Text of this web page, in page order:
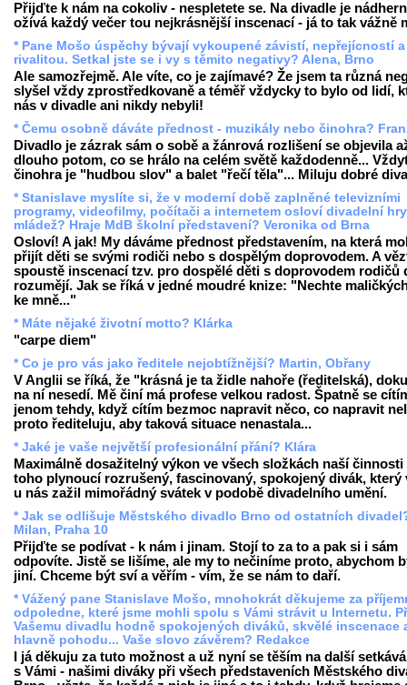
Přijďte k nám na cokoliv - nespletete se. Na divadle je
ožívá každý večer tou nejkrásnější inscenací - já to tak vážně
* Pane Mošo úspěchy bývají vykoupené závistí, nepřejícností a
rivalitou. Setkal jste se i vy s těmito negativy? Alena, Brno
Ale samozřejmě. Ale víte, co je zajímavé? Že jsem ta různá
slyšel vždy zprostředkovaně a téměř vždycky to bylo od lidí,
nás v divadle ani nikdy nebyli!
* Čemu osobně dáváte přednost - muzikály nebo činohra?
Divadlo je zázrak sám o sobě a žánrová rozlišení se objevila
dlouho potom, co se hrálo na celém světě každodenně...
činohra je "hudbou slov" a balet "řečí těla"... Miluju dobré
* Stanislave myslíte si, že v moderní době zaplněné televizními
programy, videofilmy, počítači a internetem osloví divadelní
mládež? Hraje MdB školní představení? Veronika od Brna
Osloví! A jak! My dáváme přednost představením, na která
přijít děti se svými rodiči nebo s dospělým doprovodem. A
spoustě inscenací tzv. pro dospělé děti s doprovodem rodičů
rozumějí. Jak se říká v jedné moudré knize: "Nechte
ke mně..."
* Máte nějaké životní motto? Klárka
"carpe diem"
* Co je pro vás jako ředitele nejobtížnější? Martin, Obřany
V Anglii se říká, že "krásná je ta židle nahoře (ředitelská),
na ní nesedí. Mě činí má profese velkou radost. Špatně se
jenom tehdy, když cítím bezmoc napravit něco, co napravit
proto řediteluju, aby taková situace nenastala...
* Jaké je vaše největší profesionální přání? Klára
Maximálně dosažitelný výkon ve všech složkách naší činnosti
toho plynoucí rozrušený, fascinovaný, spokojený divák, který
u nás zažil mimořádný svátek v podobě divadelního umění.
* Jak se odlišuje Městského divadlo Brno od ostatních
Milan, Praha 10
Přijďte se podívat - k nám i jinam. Stojí to za to a pak si i sám
odpovíte. Jistě se lišíme, ale my to nečiníme proto, abychom
jiní. Chceme být sví a věřím - vím, že se nám to daří.
* Vážený pane Stanislave Mošo, mnohokrát děkujeme za
odpoledne, které jsme mohli spolu s Vámi strávit u Internetu.
Vašemu divadlu hodně spokojených diváků, skvělé inscenace
hlavně pohodu... Vaše slovo závěrem? Redakce
I já děkuju za tuto možnost a už nyní se těším na další
s Vámi - našimi diváky při všech představeních Městského